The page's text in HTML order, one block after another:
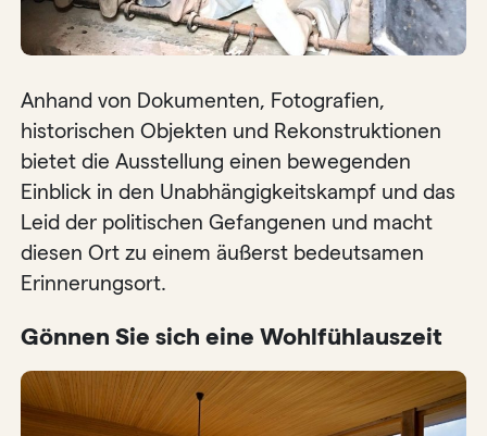
Anhand von Dokumenten, Fotografien,
historischen Objekten und Rekonstruktionen
bietet die Ausstellung einen bewegenden
Einblick in den Unabhängigkeitskampf und das
Leid der politischen Gefangenen und macht
diesen Ort zu einem äußerst bedeutsamen
Erinnerungsort.
Gönnen Sie sich eine Wohlfühlauszeit